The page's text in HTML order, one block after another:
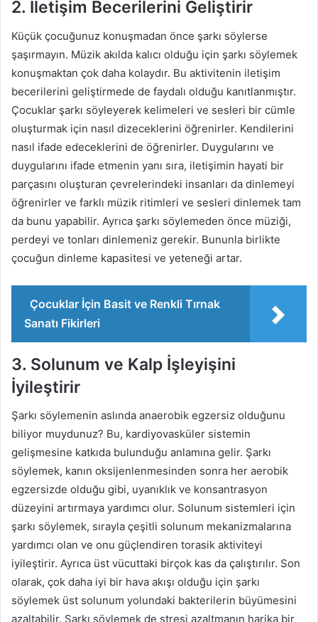
2. İletişim Becerilerini Geliştirir
Küçük çocuğunuz konuşmadan önce şarkı söylerse
şaşırmayın. Müzik akılda kalıcı olduğu için şarkı söylemek
konuşmaktan çok daha kolaydır. Bu aktivitenin iletişim
becerilerini geliştirmede de faydalı olduğu kanıtlanmıştır.
Çocuklar şarkı söyleyerek kelimeleri ve sesleri bir cümle
oluşturmak için nasıl dizeceklerini öğrenirler. Kendilerini
nasıl ifade edeceklerini de öğrenirler. Duygularını ve
duygularını ifade etmenin yanı sıra, iletişimin hayati bir
parçasını oluşturan çevrelerindeki insanları da dinlemeyi
öğrenirler ve farklı müzik ritimleri ve sesleri dinlemek tam
da bunu yapabilir. Ayrıca şarkı söylemeden önce müziği,
perdeyi ve tonları dinlemeniz gerekir. Bununla birlikte
çocuğun dinleme kapasitesi ve yeteneği artar.
Çocuklar İçin Basit ve Renkli Tırnak
Sanatı Fikirleri
3. Solunum ve Kalp İşleyişini
İyileştirir
Şarkı söylemenin aslında anaerobik egzersiz olduğunu
biliyor muydunuz? Bu, kardiyovasküler sistemin
gelişmesine katkıda bulunduğu anlamına gelir. Şarkı
söylemek, kanın oksijenlenmesinden sonra her aerobik
egzersizde olduğu gibi, uyanıklık ve konsantrasyon
düzeyini artırmaya yardımcı olur. Solunum sistemleri için
şarkı söylemek, sırayla çeşitli solunum mekanizmalarına
yardımcı olan ve onu güçlendiren torasik aktiviteyi
iyileştirir. Ayrıca üst vücuttaki birçok kas da çalıştırılır. Son
olarak, çok daha iyi bir hava akışı olduğu için şarkı
söylemek üst solunum yolundaki bakterilerin büyümesini
azaltabilir. Şarkı söylemek de stresi azaltmanın harika bir